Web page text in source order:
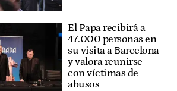
El Papa recibirá a
47.000 personas en
su visita a Barcelona
y valora reunirse
con víctimas de
abusos